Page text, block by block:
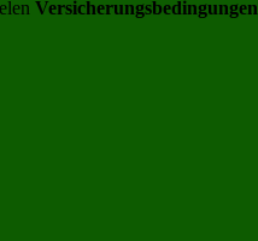
Versicherungsbedingungen